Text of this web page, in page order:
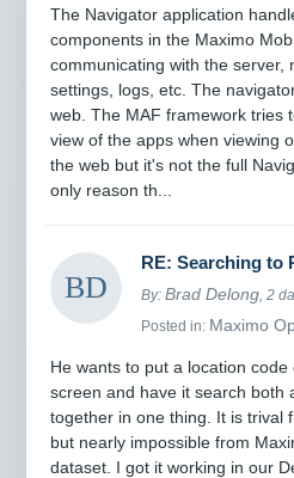
The Navigator application
components in the Maximo
communicating with the server,
settings, logs, etc. The
web. The MAF framework tries
view of the apps when viewing
the web but it's not the full
only reason th...
RE: Searching to
By:Brad Delong , 2
Posted in: Maximo
He wants to put a location
screen and have it search both
together in one thing. It is trival
but nearly impossible from
dataset. I got it working in our